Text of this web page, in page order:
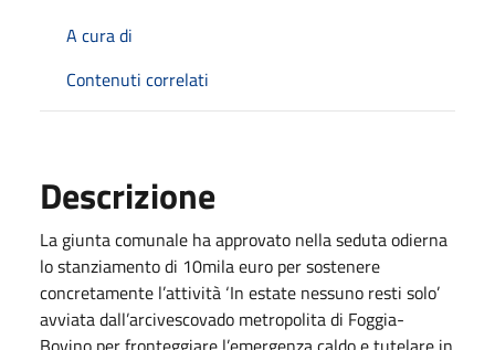
A cura di
Contenuti correlati
Descrizione
La giunta comunale ha approvato nella seduta odierna
lo stanziamento di 10mila euro per sostenere
concretamente l’attività ‘In estate nessuno resti solo’
avviata dall’arcivescovado metropolita di Foggia-